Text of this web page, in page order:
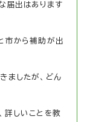
届出はあります
市から補助が出
ましたが、どん
詳しいことを教